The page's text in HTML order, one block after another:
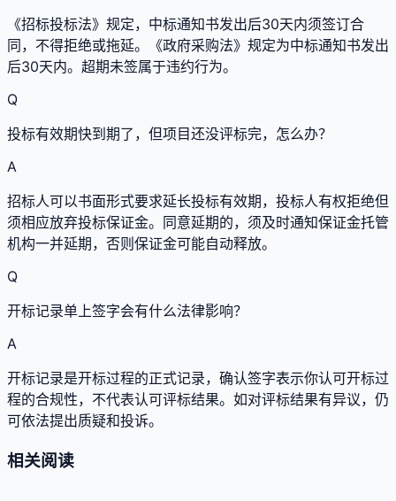
《招标投标法》规定，中标通知书发出后30天内须签订合
同，不得拒绝或拖延。《政府采购法》规定为中标通知书发出
后30天内。超期未签属于违约行为。
Q
投标有效期快到期了，但项目还没评标完，怎么办？
A
招标人可以书面形式要求延长投标有效期，投标人有权拒绝但
须相应放弃投标保证金。同意延期的，须及时通知保证金托管
机构一并延期，否则保证金可能自动释放。
Q
开标记录单上签字会有什么法律影响？
A
开标记录是开标过程的正式记录，确认签字表示你认可开标过
程的合规性，不代表认可评标结果。如对评标结果有异议，仍
可依法提出质疑和投诉。
相关阅读